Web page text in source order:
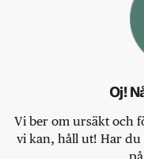
Oj!
Vi ber om ursäkt och
vi kan, håll ut! Har du